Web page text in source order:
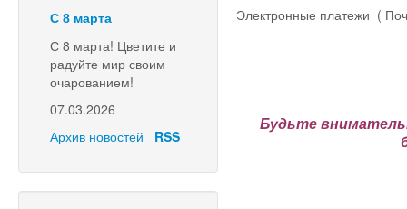
С 8 марта
С 8 марта! Цветите и
радуйте мир своим
очарованием!
07.03.2026
Архив новостей
RSS
Электронные платежи (
Будьте